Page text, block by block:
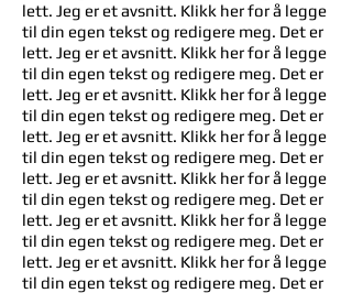
lett. Jeg er et avsnitt. Klikk her for å legge
til din egen tekst og redigere meg. Det er
lett. Jeg er et avsnitt. Klikk her for å legge
til din egen tekst og redigere meg. Det er
lett. Jeg er et avsnitt. Klikk her for å legge
til din egen tekst og redigere meg. Det er
lett. Jeg er et avsnitt. Klikk her for å legge
til din egen tekst og redigere meg. Det er
lett. Jeg er et avsnitt. Klikk her for å legge
til din egen tekst og redigere meg. Det er
lett. Jeg er et avsnitt. Klikk her for å legge
til din egen tekst og redigere meg. Det er
lett. Jeg er et avsnitt. Klikk her for å legge
til din egen tekst og redigere meg. Det er